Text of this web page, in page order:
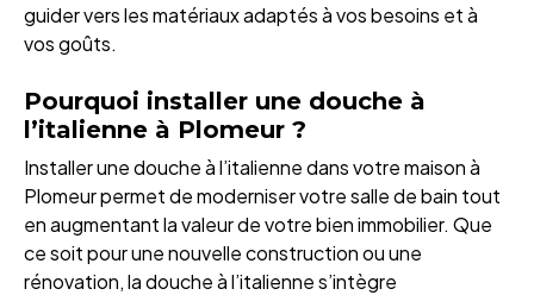
guider vers les matériaux adaptés à vos besoins et à
vos goûts.
Pourquoi installer une douche à
l’italienne à Plomeur ?
Installer une douche à l’italienne dans votre maison à
Plomeur permet de moderniser votre salle de bain tout
en augmentant la valeur de votre bien immobilier. Que
ce soit pour une nouvelle construction ou une
rénovation, la douche à l’italienne s’intègre